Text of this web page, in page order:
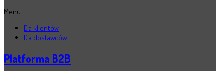
Menu
Dla klientów
Dla dostawców
Platforma B2B